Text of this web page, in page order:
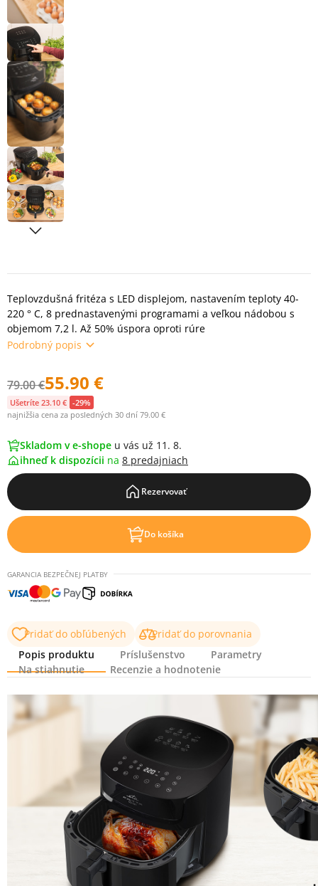
Teplovzdušná fritéza s LED displejom, nastavením teploty 40-
220 ° C, 8 prednastavenými programami a veľkou nádobou s
objemom 7,2 l. Až 50% úspora oproti rúre
Podrobný popis
79.00 €55.90 €
Ušetríte 23.10 € -29%
najnižšia cena za posledných 30 dní 79.00 €
Skladom v e-shope u vás už 11. 8.
ihneď k dispozícii na 8 predajniach
Rezervovať
Do košíka
GARANCIA BEZPEČNEJ PLATBY
Pridať do obľúbených
Pridať do porovnania
Popis produktu
Príslušenstvo
Parametry
Na stiahnutie
Recenzie a hodnotenie
Popis produktu